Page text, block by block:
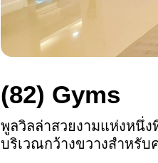
(82) Gyms
พูลวิลล่าสวยงามแห่งหนึ่
บริเวณกว้างขวางสำหรั